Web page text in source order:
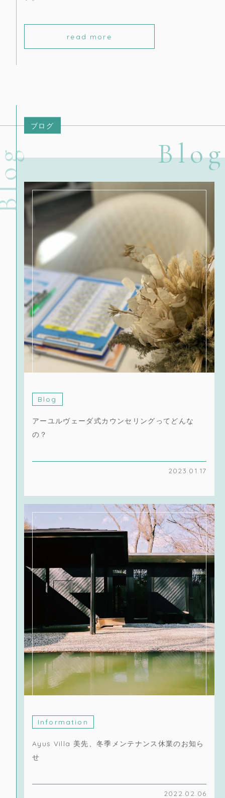
read more
Blog
ブログ
Blog
アーユルヴェーダ式カウンセリングってどんな
の？
2023.01.17
Information
Ayus Villa 美先、冬季メンテナンス休業のお知ら
せ
2022.02.06